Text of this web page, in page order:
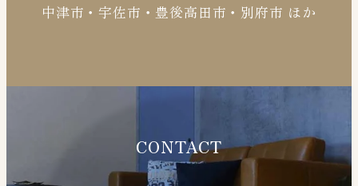
中津市・宇佐市・豊後高田市・別府市 ほか
CONTACT